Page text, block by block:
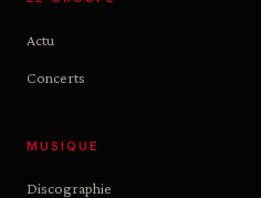
Actu
Concerts
MUSIQUE
Discographie